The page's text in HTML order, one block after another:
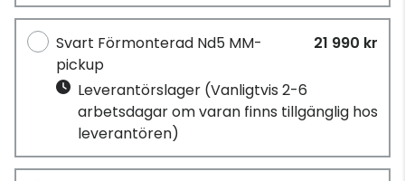
Svart Förmonterad Nd5 MM-
pickup
21 990 kr
Leverantörslager (Vanligtvis 2-6
arbetsdagar om varan finns tillgänglig hos
leverantören)